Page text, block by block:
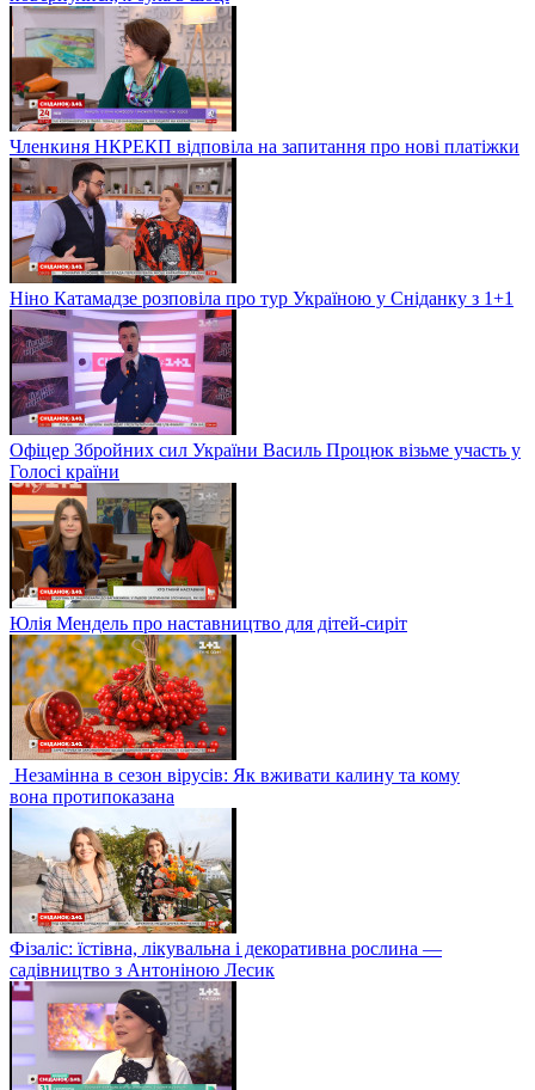
Членкиня НКРЕКП відповіла на запитання про нові платіжки
Ніно Катамадзе розповіла про тур Україною у Сніданку з 1+1
Офіцер Збройних сил України Василь Процюк візьме участь у
Голосі країни
Юлія Мендель про наставництво для дітей-сиріт
Незамінна в сезон вірусів: Як вживати калину та кому
вона протипоказана
Фізаліс: їстівна, лікувальна і декоративна рослина —
садівництво з Антоніною Лесик